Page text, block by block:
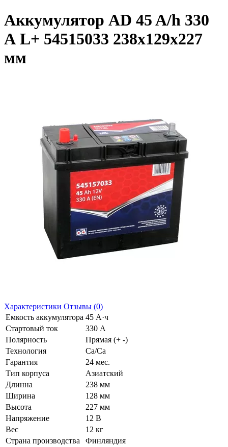
Аккумулятор AD 45 A/h 330
А L+ 54515033 238x129x227
мм
Характеристики Отзывы (0)
Емкость аккумулятора 45 А·ч
Стартовый ток
330 А
Полярность
Прямая (+ -)
Технология
Ca/Ca
Гарантия
24 мес.
Тип корпуса
Азиатский
Длинна
238 мм
Ширина
128 мм
Высота
227 мм
Напряжение
12 В
Вес
12 кг
Страна производства
Финляндия